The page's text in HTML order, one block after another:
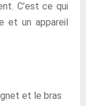
C’est ce qui
et un appareil
et le bras